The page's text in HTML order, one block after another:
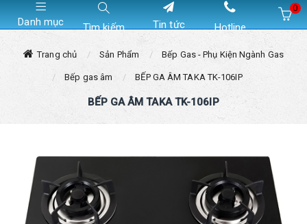
Danh mục Tìm kiếm Tin tức Hotline
0
Trang chủ Sản Phẩm Bếp Gas - Phụ Kiện Ngành Gas
Bếp gas âm BẾP GA ÂM TAKA TK-106IP
BẾP GA ÂM TAKA TK-106IP